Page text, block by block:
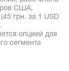
США,
грн. за 1 USD
опцией для
сегмента